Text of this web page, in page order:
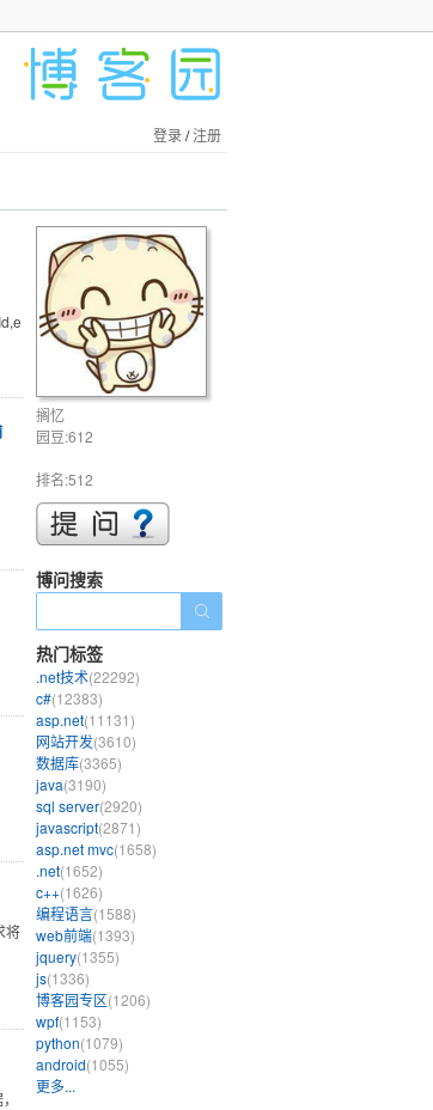
登录/注册
将
搁忆
园豆:612
排名:512
博问搜索
热门标签
.net技术(22292)
c#(12383)
asp.net(11131)
网站开发(3610)
数据库(3365)
java(3190)
sql server(2920)
javascript(2871)
asp.net mvc(1658)
.net(1652)
c++(1626)
编程语言(1588)
web前端(1393)
jquery(1355)
js(1336)
博客园专区(1206)
wpf(1153)
python(1079)
android(1055)
更多...